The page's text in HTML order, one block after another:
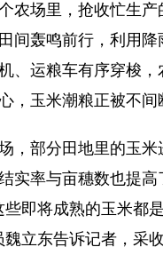
场里，抢收忙生产
间轰鸣前行，利用
、运粮车有序穿梭
，玉米潮粮正被不
部分田地里的玉米
实率与亩穗数也提
即将成熟的玉米都
立东告诉记者，采